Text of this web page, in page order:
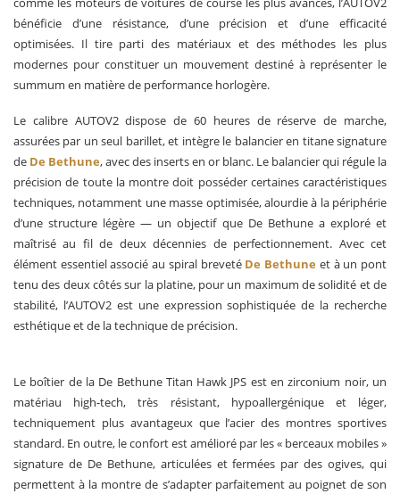
bénéficie d’une résistance, d’une précision et d’une efficacité
optimisées. Il tire parti des matériaux et des méthodes les plus
modernes pour constituer un mouvement destiné à représenter le
summum en matière de performance horlogère.
Le calibre AUTOV2 dispose de 60 heures de réserve de marche,
assurées par un seul barillet, et intègre le balancier en titane signature
de De Bethune, avec des inserts en or blanc. Le balancier qui régule la
précision de toute la montre doit posséder certaines caractéristiques
techniques, notamment une masse optimisée, alourdie à la périphérie
d’une structure légère — un objectif que De Bethune a exploré et
maîtrisé au fil de deux décennies de perfectionnement. Avec cet
élément essentiel associé au spiral breveté De Bethune et à un pont
tenu des deux côtés sur la platine, pour un maximum de solidité et de
stabilité, l’AUTOV2 est une expression sophistiquée de la recherche
esthétique et de la technique de précision.
Le boîtier de la De Bethune Titan Hawk JPS est en zirconium noir, un
matériau high-tech, très résistant, hypoallergénique et léger,
techniquement plus avantageux que l’acier des montres sportives
standard. En outre, le confort est amélioré par les « berceaux mobiles »
signature de De Bethune, articulées et fermées par des ogives, qui
permettent à la montre de s’adapter parfaitement au poignet de son